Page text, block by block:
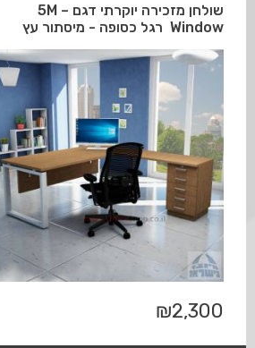
שולחן מזכירה יוקרתי דגם 5M –
Window רגל כסופה - מיסתור עץ
₪2,300